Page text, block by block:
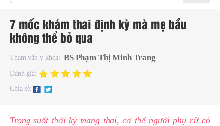
7 mốc khám thai định kỳ mà mẹ bầu
không thể bỏ qua
Tham vấn y khoa: BS Phạm Thị Minh Trang
Đánh giá:
Chia sẻ:
Trong suốt thời kỳ mang thai, cơ thể người phụ nữ có